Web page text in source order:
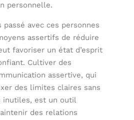
personnelle.
avec ces personnes
assertifs de réduire
favoriser un état d’esprit
Cultiver des
assertive, qui
des limites claires sans
inutiles, est un outil
des relations